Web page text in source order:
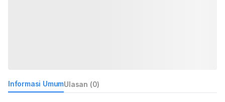
Informasi UmumUlasan (0)